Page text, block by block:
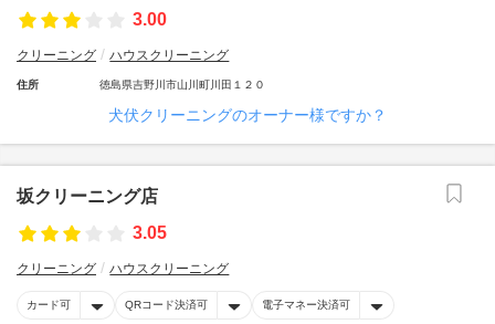
3.00
クリーニング ハウスクリーニング
住所 徳島県吉野川市山川町川田１２０
犬伏クリーニングのオーナー様ですか？
坂クリーニング店
3.05
クリーニング ハウスクリーニング
カード可 QRコード決済可 電子マネー決済可